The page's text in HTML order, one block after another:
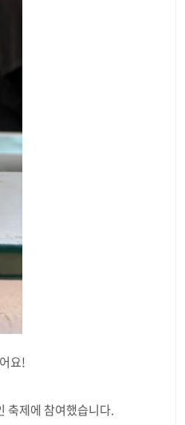
요!
축제에 참여했습니다.